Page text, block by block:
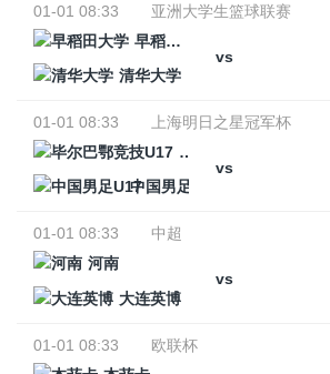
01-01 08:33
亚洲大学生篮球联赛
早稻田大学
vs
清华大学
01-01 08:33
上海明日之星冠军杯
毕尔巴鄂竞技U17
vs
中国男足U17
01-01 08:33
中超
河南
vs
大连英博
01-01 08:33
欧联杯